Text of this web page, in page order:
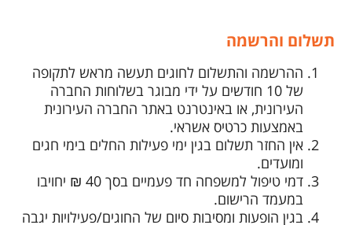
תשלום והרשמה
ההרשמה והתשלום לחוגים תעשה מראש לתקופה
של 10 חודשים על ידי מבוגר בשלוחות החברה
העירונית, או באינטרנט באתר החברה העירונית
באמצעות כרטיס אשראי.
אין החזר תשלום בגין ימי פעילות החלים בימי חגים
ומועדים.
דמי טיפול למשפחה חד פעמיים בסך 40 ₪ יחויבו
במעמד הרישום.
בגין הופעות ומסיבות סיום של החוגים/פעילויות יגבה